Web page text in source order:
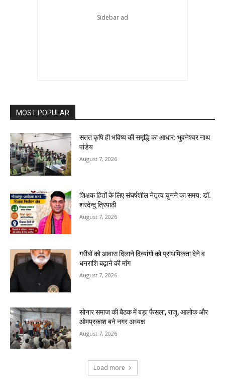
MOST POPULAR
सतत कृषि ही भविष्य की समृद्धि का आधार: भुवनेश्वर नाथ
पांडेय
August 7, 2026
शिक्षक हितों के लिए संघर्षशील नेतृत्व चुनने का समय: डॉ.
शरदेन्दु त्रिपाठी
August 7, 2026
गरीबों को आवास दिलाने दिव्यांगों को प्राथमिकता देने व
धनराशि बढ़ाने की मांग
August 7, 2026
सोनार समाज की बैठक में बड़ा फैसला, राजू, आलोक और
ओमप्रकाश बने नगर अध्यक्ष
August 7, 2026
Load more